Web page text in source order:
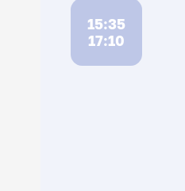
15:35
17:10